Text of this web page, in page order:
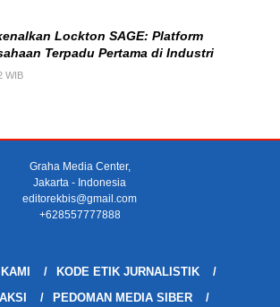
Lockton SAGE: Platform
Terpadu Pertama di Industri
WIB
Graha Media Center,
Jakarta - Indonesia
editorekbis@gmail.com
+628557777888
KODE ETIK JURNALISTIK
PEDOMAN MEDIA SIBER